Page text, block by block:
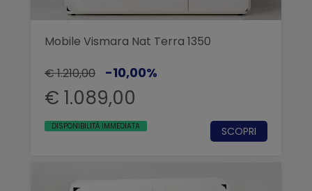
Mobile Vismara Nat Terra 1350
€ 1.210,00
-10,00%
€ 1.089,00
DISPONIBILITÀ IMMEDIATA SCOPRI